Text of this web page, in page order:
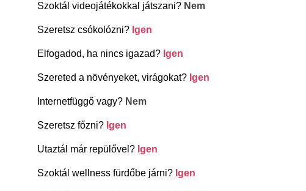
Szoktál videojátékokkal játszani? Nem
Szeretsz csókolózni? Igen
Elfogadod, ha nincs igazad? Igen
Szereted a növényeket, virágokat? Igen
Internetfüggő vagy? Nem
Szeretsz főzni? Igen
Utaztál már repülővel? Igen
Szoktál wellness fürdőbe járni? Igen